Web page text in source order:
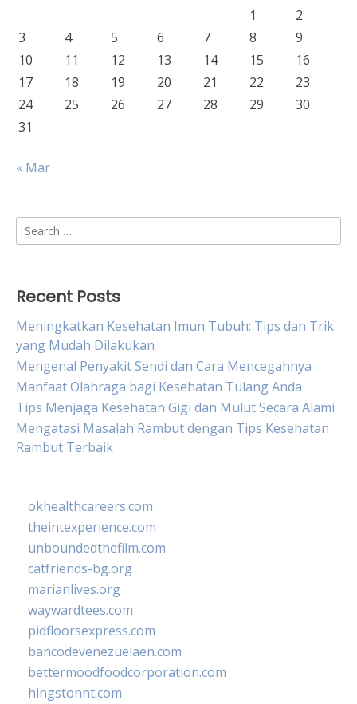
1
2
3
4 5 6 7 8
9
10
11 12 13 14 15
16
17
18 19 20 21 22
23
24
25 26 27 28 29
30
31
« Mar
Search
for:
Recent Posts
Meningkatkan Kesehatan Imun Tubuh: Tips dan Trik
yang Mudah Dilakukan
Mengenal Penyakit Sendi dan Cara Mencegahnya
Manfaat Olahraga bagi Kesehatan Tulang Anda
Tips Menjaga Kesehatan Gigi dan Mulut Secara Alami
Mengatasi Masalah Rambut dengan Tips Kesehatan
Rambut Terbaik
okhealthcareers.com
theintexperience.com
unboundedthefilm.com
catfriends-bg.org
marianlives.org
waywardtees.com
pidfloorsexpress.com
bancodevenezuelaen.com
bettermoodfoodcorporation.com
hingstonnt.com